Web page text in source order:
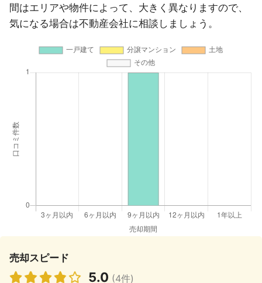
間はエリアや物件によって、大きく異なりますので、
気になる場合は不動産会社に相談しましょう。
売却スピード
5.0 (4件)